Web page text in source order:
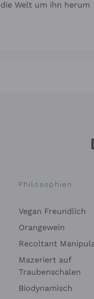
Welt um ihn herum
Philosophien
Vegan Freundlich
Orangewein
Recoltant
Mazeriert auf
Traubenschalen
Biodynamisch